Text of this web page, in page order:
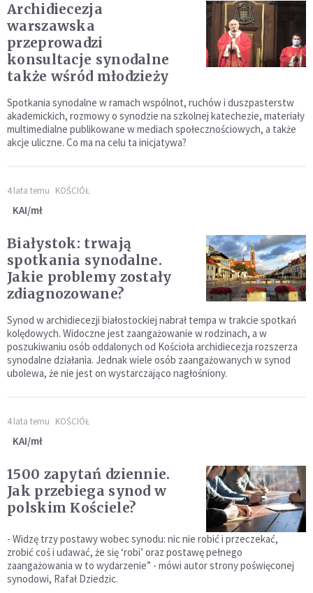
Archidiecezja
warszawska
przeprowadzi
konsultacje synodalne
także wśród młodzieży
Spotkania synodalne w ramach wspólnot, ruchów i duszpasterstw
akademickich, rozmowy o synodzie na szkolnej katechezie, materiały
multimedialne publikowane w mediach społecznościowych, a także
akcje uliczne. Co ma na celu ta inicjatywa?
4 lata temu KOŚCIÓŁ
KAI/mł
Białystok: trwają
spotkania synodalne.
Jakie problemy zostały
zdiagnozowane?
Synod w archidiecezji białostockiej nabrał tempa w trakcie spotkań
kolędowych. Widoczne jest zaangażowanie w rodzinach, a w
poszukiwaniu osób oddalonych od Kościoła archidiecezja rozszerza
synodalne działania. Jednak wiele osób zaangażowanych w synod
ubolewa, że nie jest on wystarczająco nagłośniony.
4 lata temu KOŚCIÓŁ
KAI/mł
1500 zapytań dziennie.
Jak przebiega synod w
polskim Kościele?
- Widzę trzy postawy wobec synodu: nic nie robić i przeczekać,
zrobić coś i udawać, że się ‘robi’ oraz postawę pełnego
zaangażowania w to wydarzenie” - mówi autor strony poświęconej
synodowi, Rafał Dziedzic.